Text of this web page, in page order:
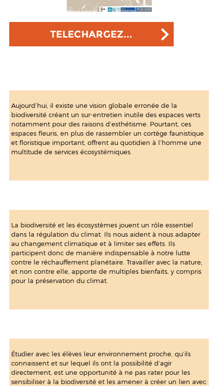
TELECHARGEZ...
Aujourd’hui, il existe une vision globale erronée de la
biodiversité créant un sur-entretien inutile des espaces verts
notamment pour des raisons d’esthétisme. Pourtant, ces
espaces fleuris, en plus de rassembler un cortège faunistique
et floristique important, offrent au quotidien à l’homme une
multitude de services écosystémiques.
La biodiversité et les écosystèmes jouent un rôle essentiel
dans la régulation du climat. Ils nous aident à nous adapter
au changement climatique et à limiter ses effets. Ils
participent donc de manière indispensable à notre lutte
contre le réchauffement planétaire. Travailler avec la nature,
et non contre elle, apporte de multiples bienfaits, y compris
pour la préservation du climat.
Étudier avec les élèves leur environnement proche, qu’ils
connaissent et sur lequel ils ont la possibilité d’agir
directement, est une opportunité à ne pas rater pour les
sensibiliser à la biodiversité et les amener à créer un lien avec